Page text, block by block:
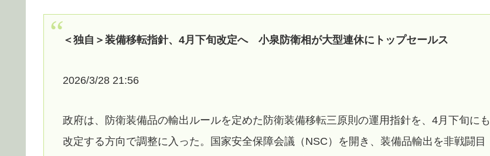
＜独自＞装備移転指針、4月下旬改定へ 小泉防衛相が大型連休にトップセールス
2026/3/28 21:56
政府は、防衛装備品の輸出ルールを定めた防衛装備移転三原則の運用指針を、4月下旬にも
改定する方向で調整に入った。国家安全保障会議（NSC）を開き、装備品輸出を非戦闘目